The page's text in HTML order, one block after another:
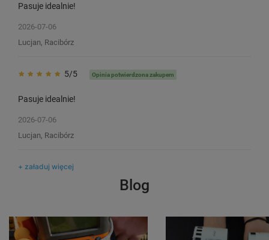
Taśma Specmark TZe-231 12 mm x 8
Pasuje idealnie!
2026-07-06
Lucjan, Racibórz
5/5 Opinia potwierdzona zakupem
Pasuje idealnie!
2026-07-06
Lucjan, Racibórz
+ załaduj więcej
Blog